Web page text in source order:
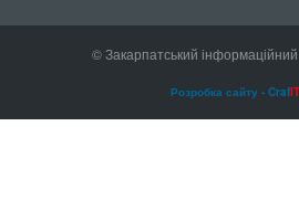
© Закарпатський
Розробка сайту - CrafIT